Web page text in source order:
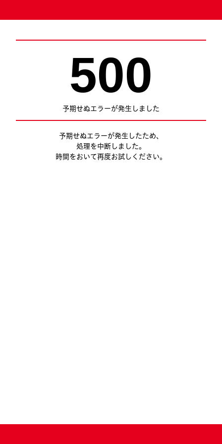
500
予期せぬエラーが発生しました
予期せぬエラーが発生したため、
処理を中断しました。
時間をおいて再度お試しください。